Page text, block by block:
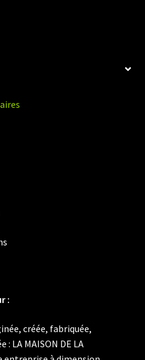
:
créée, fabriquée,
LA MAISON DE LA